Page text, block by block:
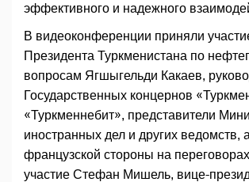
эффективного и надежного
В видеоконференции приняли
Президента Туркменистана по
вопросам Ягшыгельди Какаев,
Государственных концернов
«Туркменнебит», представители
иностранных дел и других ведомств,
французской стороны на
участие Стефан Мишель, вице-